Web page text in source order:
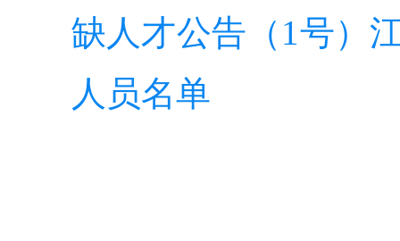
缺人才公告（1号）
人员名单